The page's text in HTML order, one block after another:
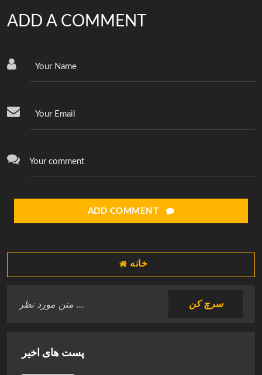
ADD A COMMENT
Your Name
Your Email
Your comment
ADD COMMENT
خانه
پست های اخیر